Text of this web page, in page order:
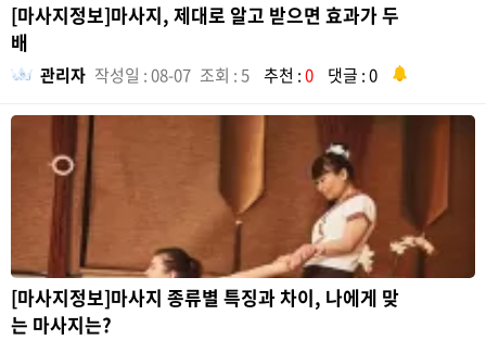
[마사지정보]마사지, 제대로 알고 받으면 효과가 두
배
관리자 작성일 : 08-07 조회 : 5 추천 :0 댓글 : 0
[마사지정보]마사지 종류별 특징과 차이, 나에게 맞
는 마사지는?